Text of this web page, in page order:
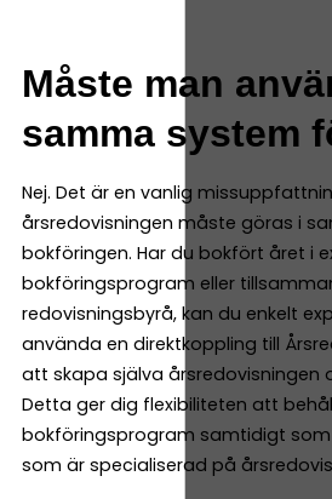
Måste man
samma system
Nej. Det är en vanlig
årsredovisningen måste göras i
bokföringen. Har du bokfört året i
bokföringsprogram eller
redovisningsbyrå, kan du enkelt
använda en direktkoppling till
att skapa själva årsredovisningen
Detta ger dig flexibiliteten att
bokföringsprogram samtidigt som
som är specialiserad på